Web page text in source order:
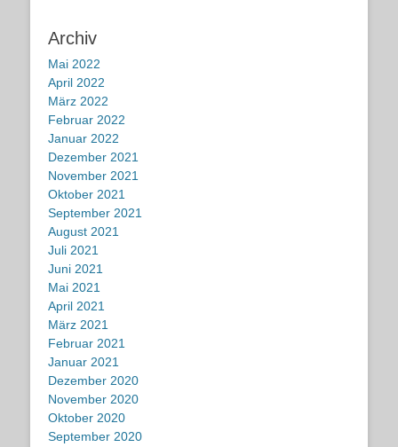
Archiv
Mai 2022
April 2022
März 2022
Februar 2022
Januar 2022
Dezember 2021
November 2021
Oktober 2021
September 2021
August 2021
Juli 2021
Juni 2021
Mai 2021
April 2021
März 2021
Februar 2021
Januar 2021
Dezember 2020
November 2020
Oktober 2020
September 2020